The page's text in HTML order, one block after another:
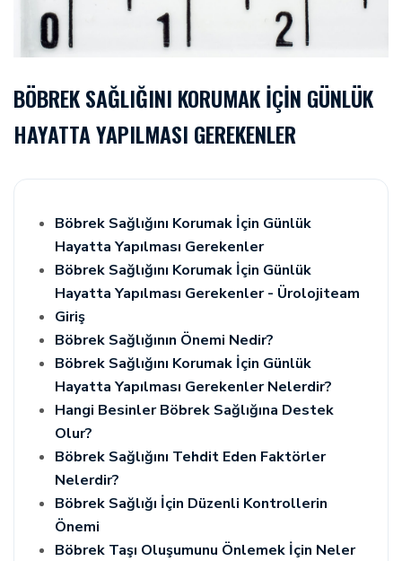
BÖBREK SAĞLIĞINI KORUMAK İÇIN GÜNLÜK
HAYATTA YAPILMASI GEREKENLER
Böbrek Sağlığını Korumak İçin Günlük
Hayatta Yapılması Gerekenler
Böbrek Sağlığını Korumak İçin Günlük
Hayatta Yapılması Gerekenler - Ürolojiteam
Giriş
Böbrek Sağlığının Önemi Nedir?
Böbrek Sağlığını Korumak İçin Günlük
Hayatta Yapılması Gerekenler Nelerdir?
Hangi Besinler Böbrek Sağlığına Destek
Olur?
Böbrek Sağlığını Tehdit Eden Faktörler
Nelerdir?
Böbrek Sağlığı İçin Düzenli Kontrollerin
Önemi
Böbrek Taşı Oluşumunu Önlemek İçin Neler